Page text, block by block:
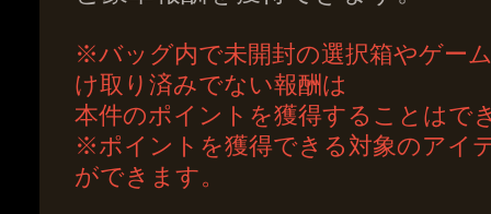
※バッグ内で未開封の選択箱やゲー
け取り済みでない報酬は
本件のポイントを獲得することはで
※ポイントを獲得できる対象のアイ
ができます。